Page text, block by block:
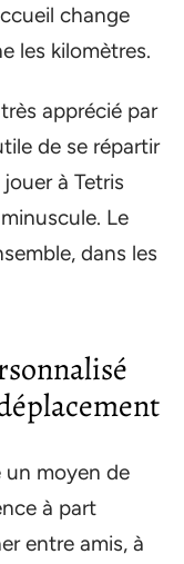
change
les kilomètres.
apprécié par
de se répartir
à Tetris
Le
dans les
un moyen de
à part
entre amis, à